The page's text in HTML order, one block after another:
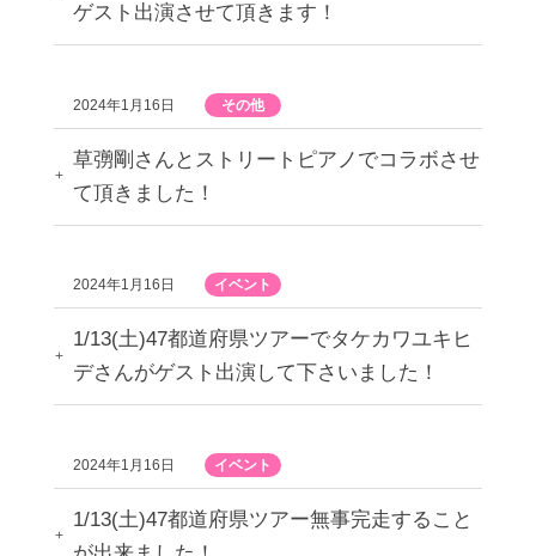
ゲスト出演させて頂きます！
2024年1月16日 その他
草彅剛さんとストリートピアノでコラボさせ
て頂きました！
2024年1月16日 イベント
1/13(土)47都道府県ツアーでタケカワユキヒ
デさんがゲスト出演して下さいました！
2024年1月16日 イベント
1/13(土)47都道府県ツアー無事完走すること